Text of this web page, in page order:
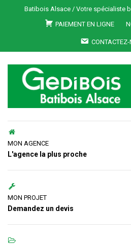
Batibois Alsace / Votre spécialiste
PAIEMENT EN LIGNE
MON AGENCE
L'agence la plus proche
MON PROJET
Demandez un devis